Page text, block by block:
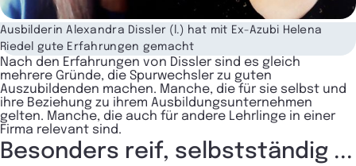
Ausbilderin Alexandra Dissler (l.) hat mit Ex-Azubi Helena
Riedel gute Erfahrungen gemacht
Nach den Erfahrungen von Dissler sind es gleich
mehrere Gründe, die Spurwechsler zu guten
Auszubildenden machen. Manche, die für sie selbst und
ihre Beziehung zu ihrem Ausbildungsunternehmen
gelten. Manche, die auch für andere Lehrlinge in einer
Firma relevant sind.
Besonders reif, selbstständig ...